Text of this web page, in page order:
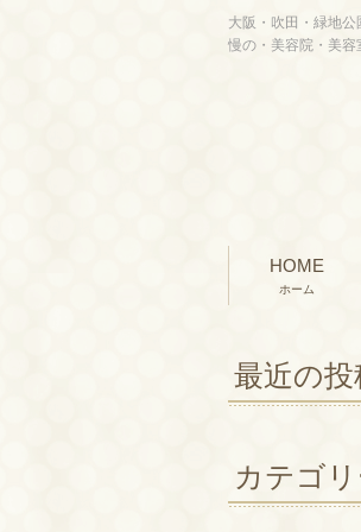
大阪・吹田・緑地
慢の・美容院・美
HOME
ホーム
最近の投
カテゴ